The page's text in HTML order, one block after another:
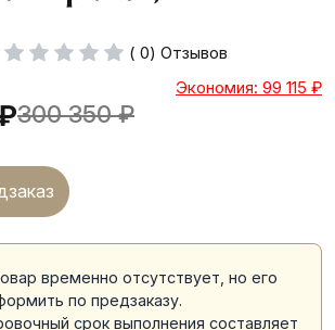
( 0) Отзывов
300 350 ₽
Экономия: 99 115 ₽
временно отсутствует, но его
по предзаказу.
срок выполнения составляет